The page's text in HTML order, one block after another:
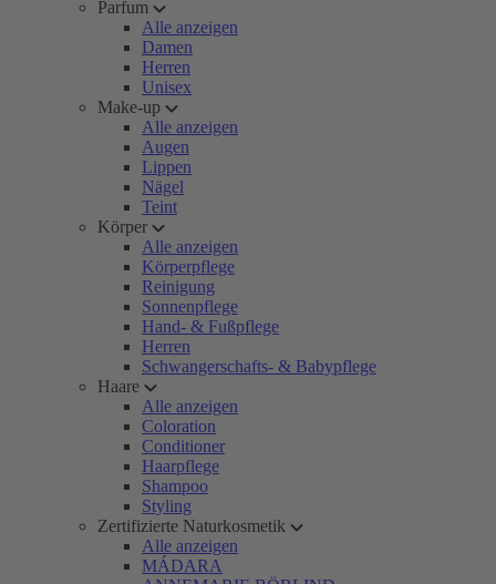
Parfum
Alle anzeigen
Damen
Herren
Unisex
Make-up
Alle anzeigen
Augen
Lippen
Nägel
Teint
Körper
Alle anzeigen
Körperpflege
Reinigung
Sonnenpflege
Hand- & Fußpflege
Herren
Schwangerschafts- & Babypflege
Haare
Alle anzeigen
Coloration
Conditioner
Haarpflege
Shampoo
Styling
Zertifizierte Naturkosmetik
Alle anzeigen
MÁDARA